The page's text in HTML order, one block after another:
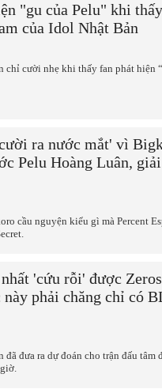
"gu của Pelu" khi
của Idol Nhật Bản
chỉ cười nhẹ khi thấy fan phát hiện
ra nước mắt' vì
Pelu Hoàng Luân,
cầu nguyện kiểu gì mà Percent
'cứu rỗi' được
phải chăng chỉ có
đã đưa ra dự đoán cho trận đấu tâm